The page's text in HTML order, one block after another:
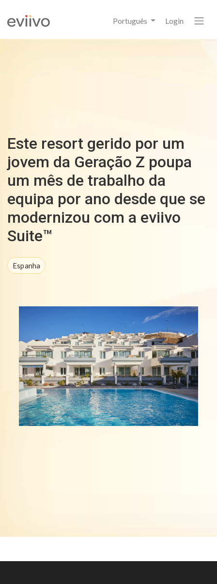
Português Login
Este resort gerido por um
jovem da Geração Z poupa
um mês de trabalho da
equipa por ano desde que se
modernizou com a eviivo
Suite™
Espanha